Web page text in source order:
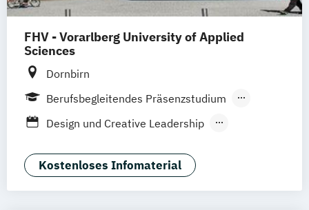
FHV - Vorarlberg University of Applied
Sciences
Dornbirn
Berufsbegleitendes Präsenzstudium
Vollzeit
Duales Studium
Design und Creative Leadership
Gesundheits- und Krankenpflege - Vollzeit
Gesundheits- und Krankenpflege Upgrade
Kostenloses Infomaterial